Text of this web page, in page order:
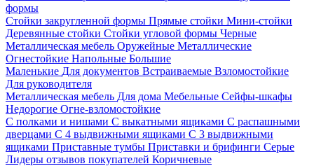
формы
Стойки закругленной формы Прямые стойки Мини-стойки
Деревянные стойки Стойки угловой формы Черные
Металлическая мебель Оружейные Металлические
Огнестойкие Напольные Большие
Маленькие Для документов Встраиваемые Взломостойкие
Для руководителя
Металлическая мебель Для дома Мебельные Сейфы-шкафы
Недорогие Огне-взломостойкие
С полками и нишами С выкатными ящиками С распашными
дверцами С 4 выдвижными ящиками С 3 выдвижными
ящиками Приставные тумбы Приставки и брифинги Серые
Лидеры отзывов покупателей Коричневые